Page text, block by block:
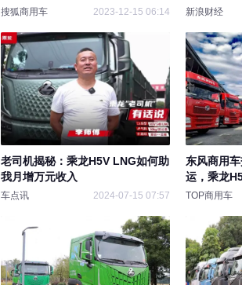
正在PK专属服务
搜狐商用车 2023-12-15 06:14 新浪财经
老司机揭秘：乘龙H5V LNG如何助
我月增万元收入
车点讯 2024-07-15 07:57
东风商用
运，乘龙
宁上市
TOP商用车